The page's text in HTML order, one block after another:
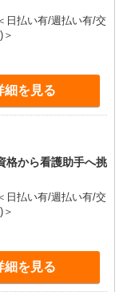
払い有/週払い有/交
細を見る
から看護助手へ挑
払い有/週払い有/交
細を見る